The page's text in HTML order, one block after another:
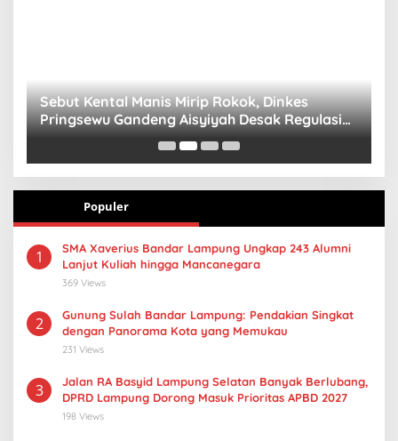
Sebut Kental Manis Mirip Rokok, Dinkes
Pringsewu Gandeng Aisyiyah Desak Regulasi
Gizi Anak
Populer
1
SMA Xaverius Bandar Lampung Ungkap 243 Alumni
Lanjut Kuliah hingga Mancanegara
369 Views
2
Gunung Sulah Bandar Lampung: Pendakian Singkat
dengan Panorama Kota yang Memukau
231 Views
3
Jalan RA Basyid Lampung Selatan Banyak Berlubang,
DPRD Lampung Dorong Masuk Prioritas APBD 2027
198 Views